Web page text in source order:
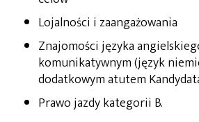
Lojalności i zaangażowania
Znajomości języka
komunikatywnym (język
dodatkowym atutem
Prawo jazdy kategorii B.